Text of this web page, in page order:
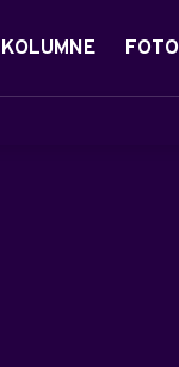
KOLUMNE FOTO